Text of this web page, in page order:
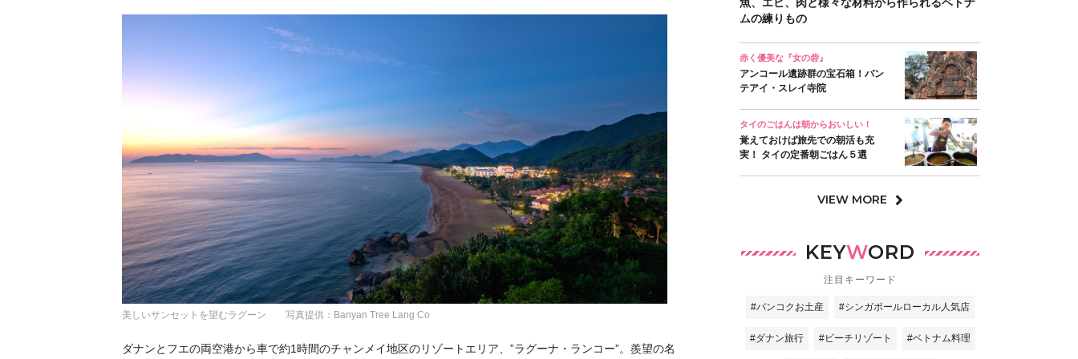
美しいサンセットを望むラグーン 写真提供：Banyan Tree Lang Co
ダナンとフエの両空港から車で約1時間のチャンメイ地区のリゾートエリア、”ラグーナ・ランコー”。羨望の名
ムの練りもの
赤く優美な『女の砦』
アンコール遺跡群の宝石箱！バン
テアイ・スレイ寺院
タイのごはんは朝からおいしい！
覚えておけば旅先での朝活も充
実！ タイの定番朝ごはん５選
VIEW MORE
KEYWORD
注目キーワード
#バンコクお土産 #シンガポールローカル人気店
#ダナン旅行 #ビーチリゾート #ベトナム料理